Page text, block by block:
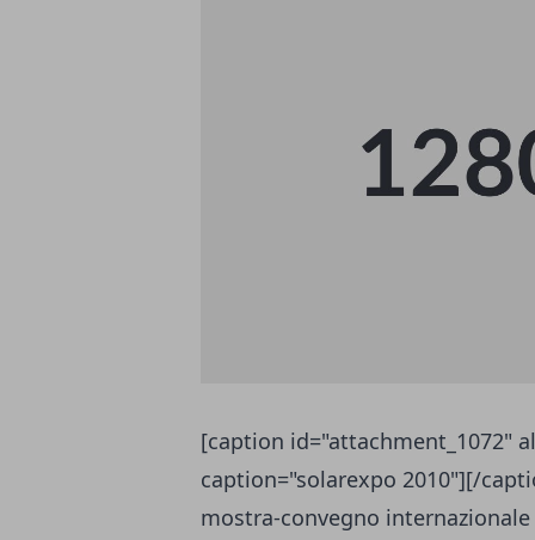
[caption id="attachment_1072"
caption="solarexpo 2010"][/
mostra-convegno internazionale